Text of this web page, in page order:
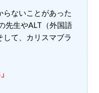
ないことがあった
先生やALT（外国語
て、カリスマブラ